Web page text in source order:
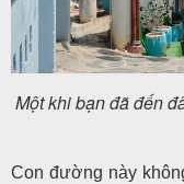
Một khi bạn đã đến
Con đường này